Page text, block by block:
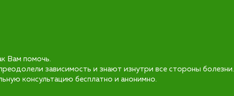
Вам помочь.
зависимость и знают изнутри все стороны болезни.
консультацию бесплатно и анонимно.